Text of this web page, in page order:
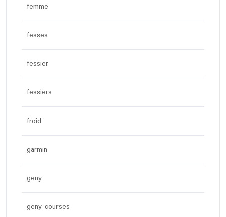
femme
fesses
fessier
fessiers
froid
garmin
geny
geny courses